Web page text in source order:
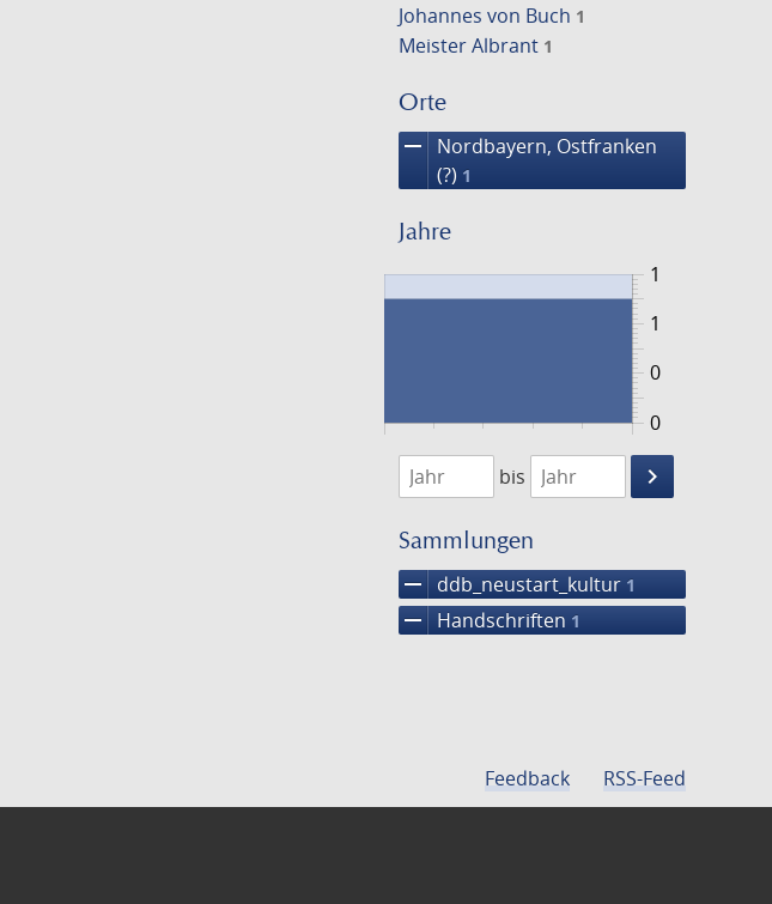
Johannes von Buch 1
Meister Albrant 1
Orte
remove
Nordbayern, Ostfranken
(?) 1
Jahre
0
1
0
1
1474
1475
bis
keyboard_arrow_right
Suche
Sammlungen
remove ddb_neustart_kultur 1
remove Handschriften 1
Feedback RSS-Feed